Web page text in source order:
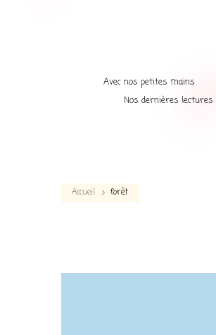
Avec nos petites mains
Nos dernières lectures
Accueil forêt